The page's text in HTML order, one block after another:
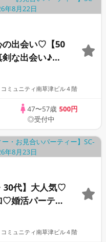
出会い♡【50
な出会い♪運
ミュニティ南草津ビル４階
47〜57歳 500円
◎受付中
代】大人気♡
♡婚活パーティ
ミュニティ南草津ビル４階